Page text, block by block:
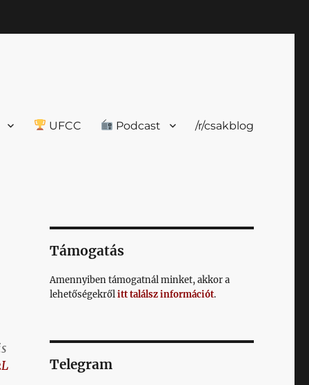
UFCC Podcast /r/csakblog
Támogatás
Amennyiben támogatnál minket, akkor a
lehetőségekrőlitt találsz információt.
Telegram